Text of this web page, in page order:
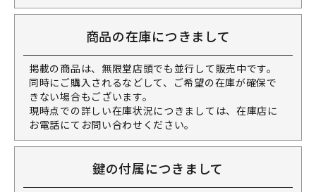
商品の在庫につきまして
掲載の商品は、無限堂店頭でも並行して販売中です。
同時にご購入されるなどして、ご希望の在庫が確保で
きない場合もございます。
現時点での詳しい在庫状況につきましては、在庫店に
お電話にてお問い合わせください。
鍵の付属につきまして